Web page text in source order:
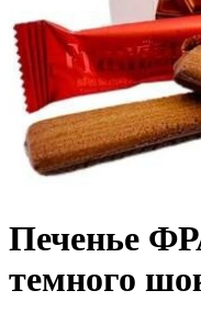
Печенье
темного